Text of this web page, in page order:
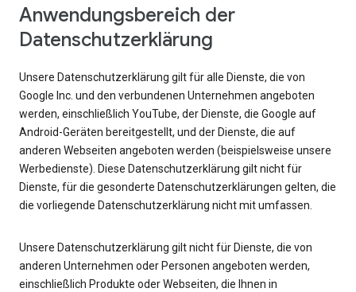
Anwendungsbereich der
Datenschutzerklärung
Unsere Datenschutzerklärung gilt für alle Dienste, die von
Google Inc. und den verbundenen Unternehmen angeboten
werden, einschließlich YouTube, der Dienste, die Google auf
Android-Geräten bereitgestellt, und der Dienste, die auf
anderen Webseiten angeboten werden (beispielsweise unsere
Werbedienste). Diese Datenschutzerklärung gilt nicht für
Dienste, für die gesonderte Datenschutzerklärungen gelten, die
die vorliegende Datenschutzerklärung nicht mit umfassen.
Unsere Datenschutzerklärung gilt nicht für Dienste, die von
anderen Unternehmen oder Personen angeboten werden,
einschließlich Produkte oder Webseiten, die Ihnen in